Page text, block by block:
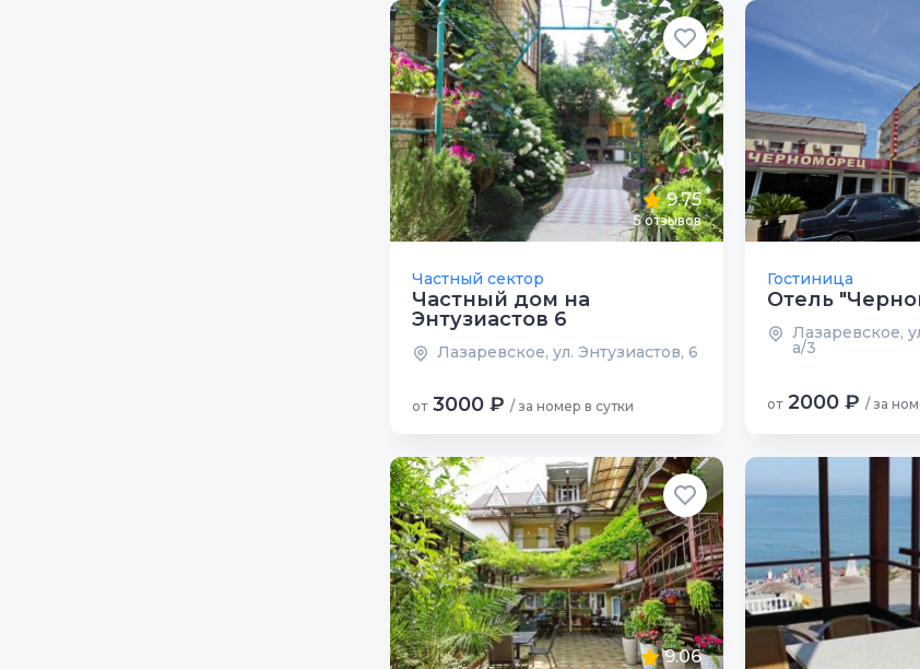
9.75
5 отзывов
Частный сектор
Частный дом на
Энтузиастов 6
Лазаревское, ул. Энтузиастов, 6
от 3000 ₽ / за номер в сутки
Гостиница
Отель
Лазаревское,
а/3
от 2000 ₽ / за
9.06